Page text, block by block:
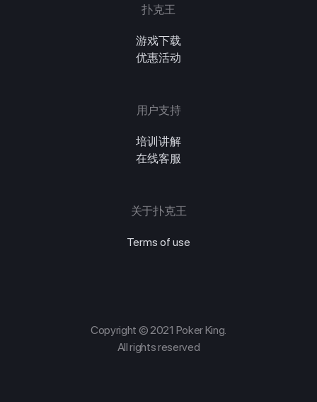
扑克王
游戏下载
优惠活动
用户支持
培训讲解
在线客服
关于扑克王
Terms of use
Copyright © 2021 Poker King.
All rights reserved